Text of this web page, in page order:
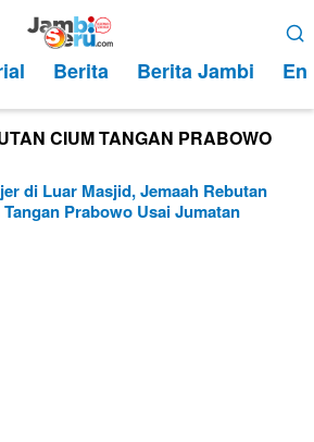
Berita Berita Jambi
CIUM TANGAN PRABOWO
di Luar Masjid, Jemaah Rebutan
Prabowo Usai Jumatan